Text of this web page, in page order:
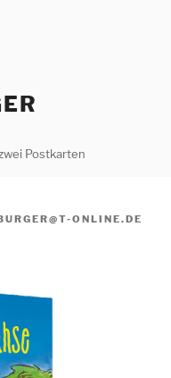
Postkarten
ONLINE.DE